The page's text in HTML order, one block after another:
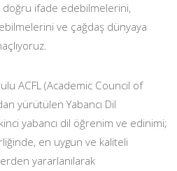
doğru ifade edebilmelerini,
ve çağdaş dünyaya
ACFL (Academic Council of
yürütülen Yabancı Dil
yabancı dil öğrenim ve edinimi;
en uygun ve kaliteli
yararlanılarak